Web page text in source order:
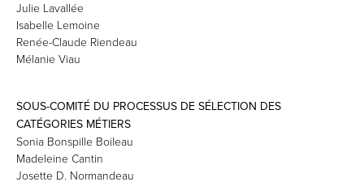
Julie Lavallée
Isabelle Lemoine
Renée-Claude Riendeau
Mélanie Viau
SOUS-COMITÉ DU PROCESSUS DE SÉLECTION DES
CATÉGORIES MÉTIERS
Sonia Bonspille Boileau
Madeleine Cantin
Josette D. Normandeau